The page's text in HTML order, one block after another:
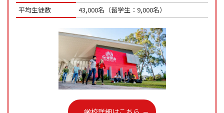
平均生徒数
43,000名（留学生：9,000名）